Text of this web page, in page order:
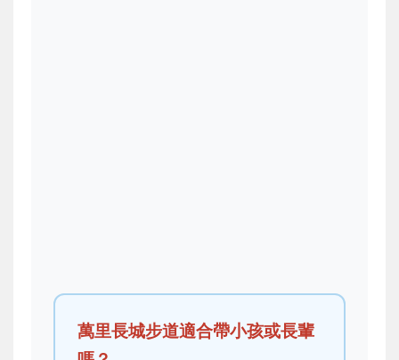
萬里長城步道適合帶小孩或長輩